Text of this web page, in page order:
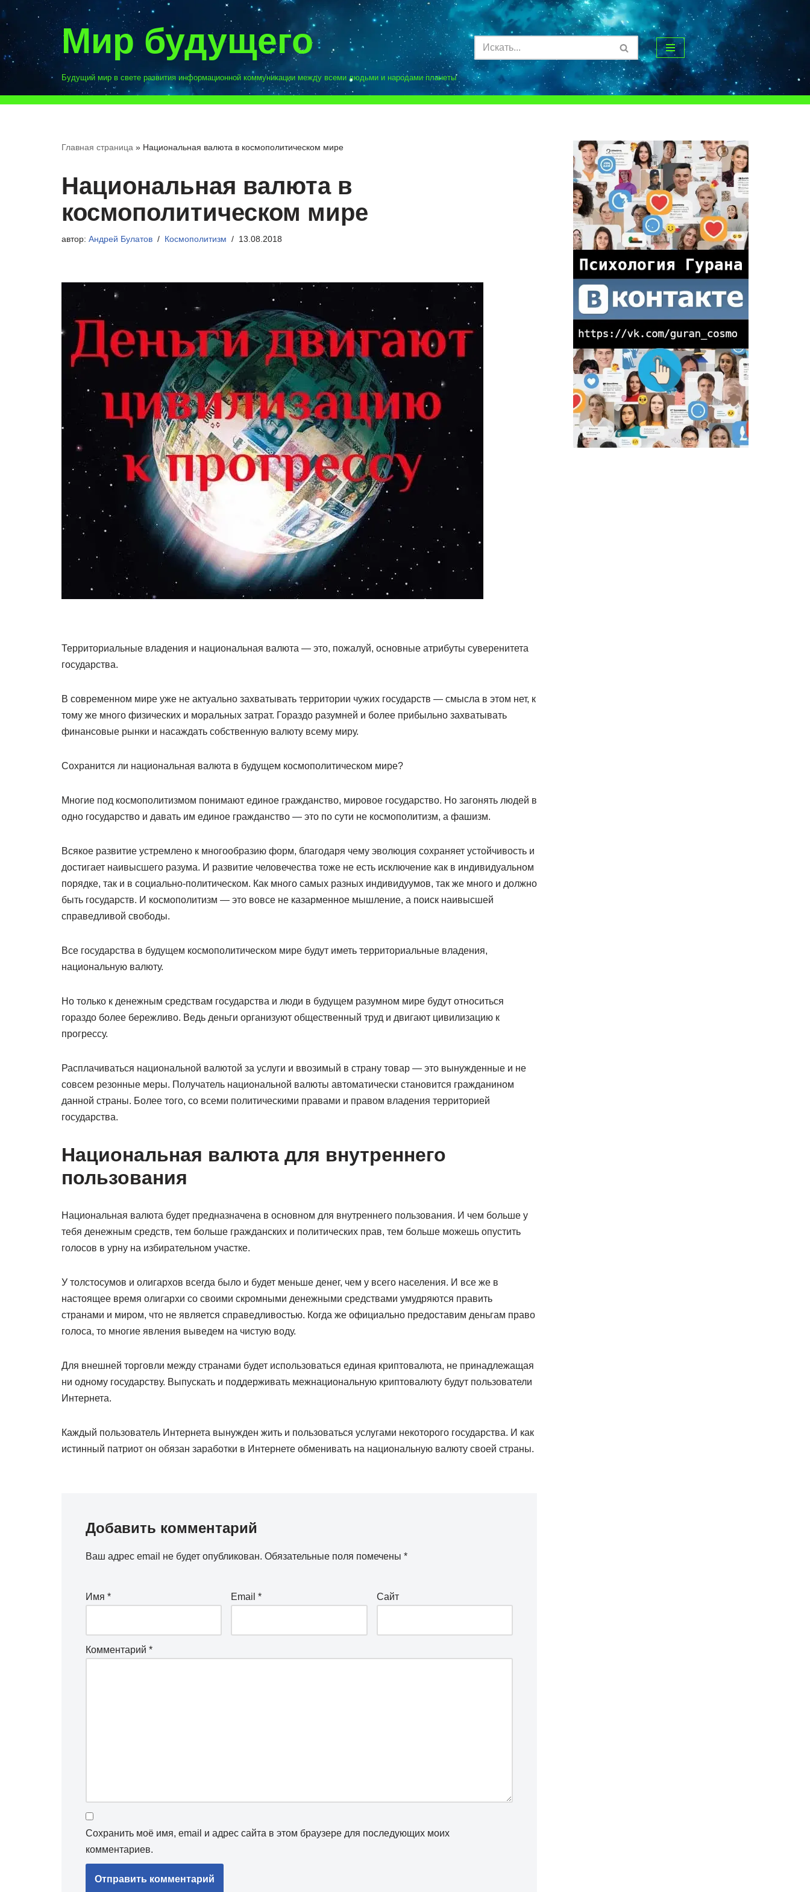
Перейти
к
содержимому
Мир будущего
Будущий мир в свете развития информационной коммуникации между всеми людьми и народами планеты
Главная страница » Национальная валюта в космополитическом мире
Национальная валюта в
космополитическом мире
автор: Андрей Булатов Космополитизм 13.08.2018
Территориальные владения и национальная валюта — это, пожалуй, основные атрибуты суверенитета
государства.
В современном мире уже не актуально захватывать территории чужих государств — смысла в этом нет, к
тому же много физических и моральных затрат. Гораздо разумней и более прибыльно захватывать
финансовые рынки и насаждать собственную валюту всему миру.
Сохранится ли национальная валюта в будущем космополитическом мире?
Многие под космополитизмом понимают единое гражданство, мировое государство. Но загонять людей в
одно государство и давать им единое гражданство — это по сути не космополитизм, а фашизм.
Всякое развитие устремлено к многообразию форм, благодаря чему эволюция сохраняет устойчивость и
достигает наивысшего разума. И развитие человечества тоже не есть исключение как в индивидуальном
порядке, так и в социально-политическом. Как много самых разных индивидуумов, так же много и должно
быть государств. И космополитизм — это вовсе не казарменное мышление, а поиск наивысшей
справедливой свободы.
Все государства в будущем космополитическом мире будут иметь территориальные владения,
национальную валюту.
Но только к денежным средствам государства и люди в будущем разумном мире будут относиться
гораздо более бережливо. Ведь деньги организуют общественный труд и двигают цивилизацию к
прогрессу.
Расплачиваться национальной валютой за услуги и ввозимый в страну товар — это вынужденные и не
совсем резонные меры. Получатель национальной валюты автоматически становится гражданином
данной страны. Более того, со всеми политическими правами и правом владения территорией
государства.
Национальная валюта для внутреннего
пользования
Национальная валюта будет предназначена в основном для внутреннего пользования. И чем больше у
тебя денежным средств, тем больше гражданских и политических прав, тем больше можешь опустить
голосов в урну на избирательном участке.
У толстосумов и олигархов всегда было и будет меньше денег, чем у всего населения. И все же в
настоящее время олигархи со своими скромными денежными средствами умудряются править
странами и миром, что не является справедливостью. Когда же официально предоставим деньгам право
голоса, то многие явления выведем на чистую воду.
Для внешней торговли между странами будет использоваться единая криптовалюта, не принадлежащая
ни одному государству. Выпускать и поддерживать межнациональную криптовалюту будут пользователи
Интернета.
Каждый пользователь Интернета вынужден жить и пользоваться услугами некоторого государства. И как
истинный патриот он обязан заработки в Интернете обменивать на национальную валюту своей страны.
Добавить комментарий
Ваш адрес email не будет опубликован. Обязательные поля помечены *
Имя * Email* Сайт
Комментарий *
Сохранить моё имя, email и адрес сайта в этом браузере для последующих моих
комментариев.